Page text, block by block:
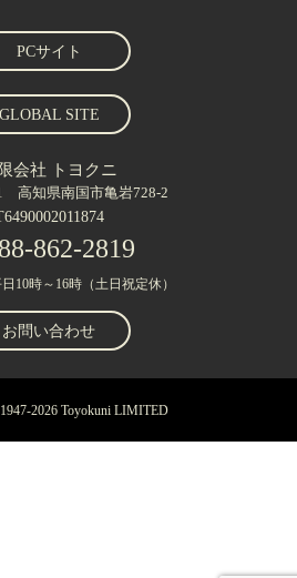
PCサイト
GLOBAL SITE
会社 トヨクニ
高知県南国市亀岩728-2
862-2819
10時～16時（土日祝定休）
お問い合わせ
2026 Toyokuni LIMITED